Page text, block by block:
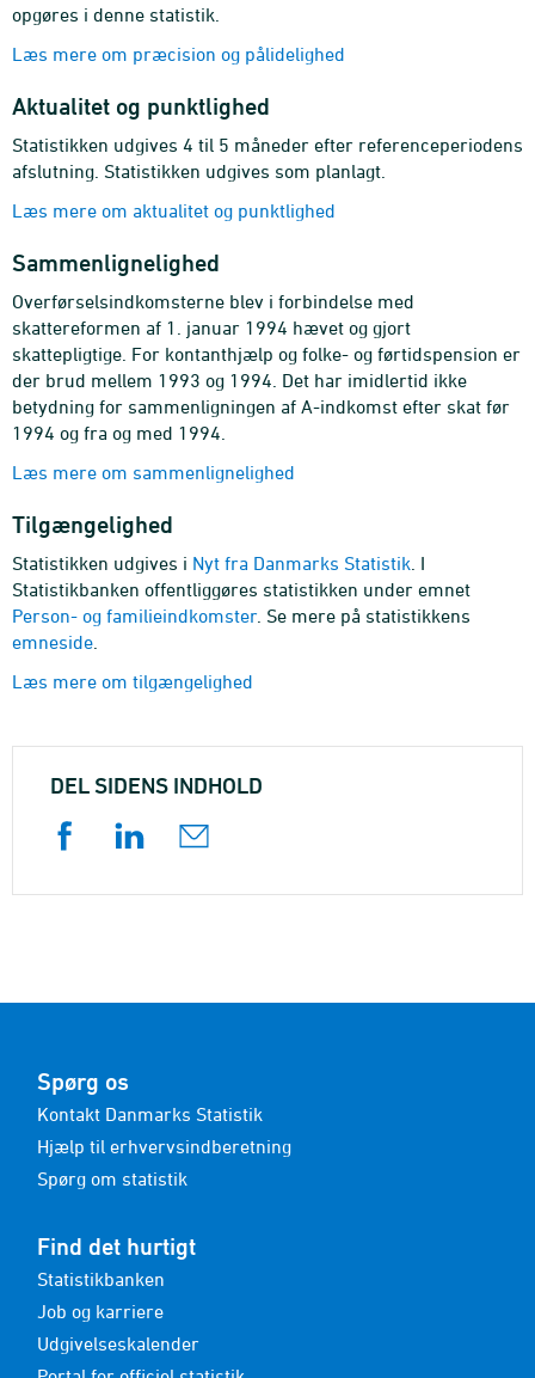
opgøres i denne statistik.
Læs mere om præcision og pålidelighed
Aktualitet og punktlighed
Statistikken udgives 4 til 5 måneder efter referenceperiodens
afslutning. Statistikken udgives som planlagt.
Læs mere om aktualitet og punktlighed
Sammenlignelighed
Overførselsindkomsterne blev i forbindelse med
skattereformen af 1. januar 1994 hævet og gjort
skattepligtige. For kontanthjælp og folke- og førtidspension er
der brud mellem 1993 og 1994. Det har imidlertid ikke
betydning for sammenligningen af A-indkomst efter skat før
1994 og fra og med 1994.
Læs mere om sammenlignelighed
Tilgængelighed
Statistikken udgives i Nyt fra Danmarks Statistik . I
Statistikbanken offentliggøres statistikken under emnet
Person- og familieindkomster. Se mere på statistikkens
emneside
Læs mere om tilgængelighed
DEL SIDENS INDHOLD
Spørg os
Kontakt Danmarks Statistik
Hjælp til erhvervsindberetning
Spørg om statistik
Find det hurtigt
Statistikbanken
Job og karriere
Udgivelseskalender